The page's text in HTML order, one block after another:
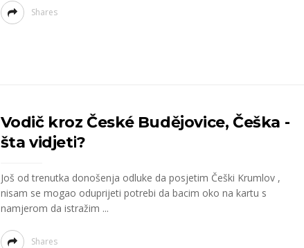
Shares
Vodič kroz České Budějovice, Češka -
šta vidjeti?
Još od trenutka donošenja odluke da posjetim Češki Krumlov ,
nisam se mogao oduprijeti potrebi da bacim oko na kartu s
namjerom da istražim ...
Shares